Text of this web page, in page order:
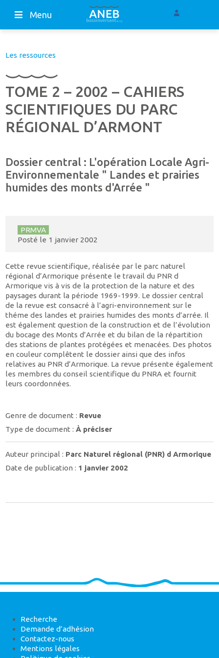
Menu
Les ressources
TOME 2 – 2002 – CAHIERS
SCIENTIFIQUES DU PARC
RÉGIONAL D’ARMONT
Dossier central : L'opération Locale Agri-
Environnementale " Landes et prairies
humides des monts d'Arrée "
PRMVA
Posté le 1 janvier 2002
Cette revue scientifique, réalisée par le parc naturel
régional d’Armorique présente le travail du PNR d
Armorique vis à vis de la protection de la nature et des
paysages durant la période 1969-1999. Le dossier central
de la revue est consacré à l’agri-environnement sur le
théme des landes et prairies humides des monts d’arrée. Il
est également question de la construction et de l’évolution
du bocage des Monts d’Arrée et du bilan de la répartition
des stations de plantes protégées et menacées. Des photos
en couleur complêtent le dossier ainsi que des infos
relatives au PNR d’Armorique. La revue présente également
les membres du conseil scientifique du PNRA et fournit
leurs coordonnées.
Genre de document : Revue
Type de document :À préciser
Auteur principal : Parc Naturel régional (PNR) d Armorique
Date de publication : 1 janvier 2002
Recherche
Demande d’adhésion
Contactez-nous
Mentions légales